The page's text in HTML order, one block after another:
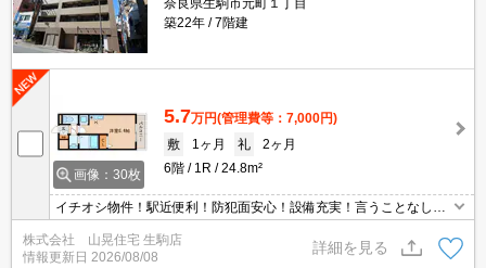
築22年
7階建
画像：30枚
5.7万円(管理費等：7,000円)
敷
1ヶ月 礼
2ヶ月
6階
1R 24.8m²
イチオシ物件！駅近便利！防犯面安心！設備充実！言うことなし！
オートロック付き安心♪オール電化でガス代不要。独立洗面台でお出
かけの準備も快適。エレベーターで上階へもラクラク。便利な宅配
BOX。インターネット設備もあります。24時間365日入居安心サポ
株式会社 山晃住宅 生駒店
情報更新日 2026/08/08
詳細を見る